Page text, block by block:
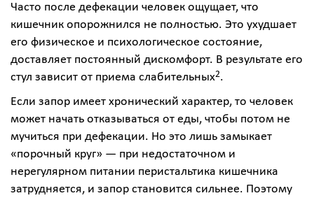
Часто после дефекации человек ощущает, что
кишечник опорожнился не полностью. Это ухудшает
его физическое и психологическое состояние,
доставляет постоянный дискомфорт. В результате его
стул зависит от приема слабительных2.
Если запор имеет хронический характер, то человек
может начать отказываться от еды, чтобы потом не
мучиться при дефекации. Но это лишь замыкает
«порочный круг» — при недостаточном и
нерегулярном питании перистальтика кишечника
затрудняется, и запор становится сильнее. Поэтому